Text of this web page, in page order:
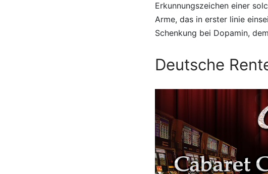
Erkunnungszeichen einer
Arme, das in erster linie
Schenkung bei Dopamin,
Deutsche